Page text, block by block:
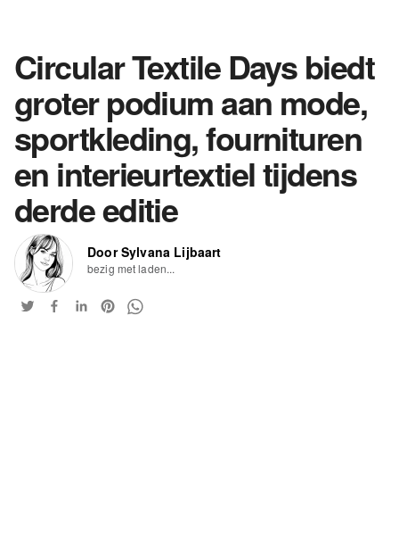
Circular Textile Days biedt
groter podium aan mode,
sportkleding, fournituren
en interieurtextiel tijdens
derde editie
Door Sylvana Lijbaart
bezig met laden...